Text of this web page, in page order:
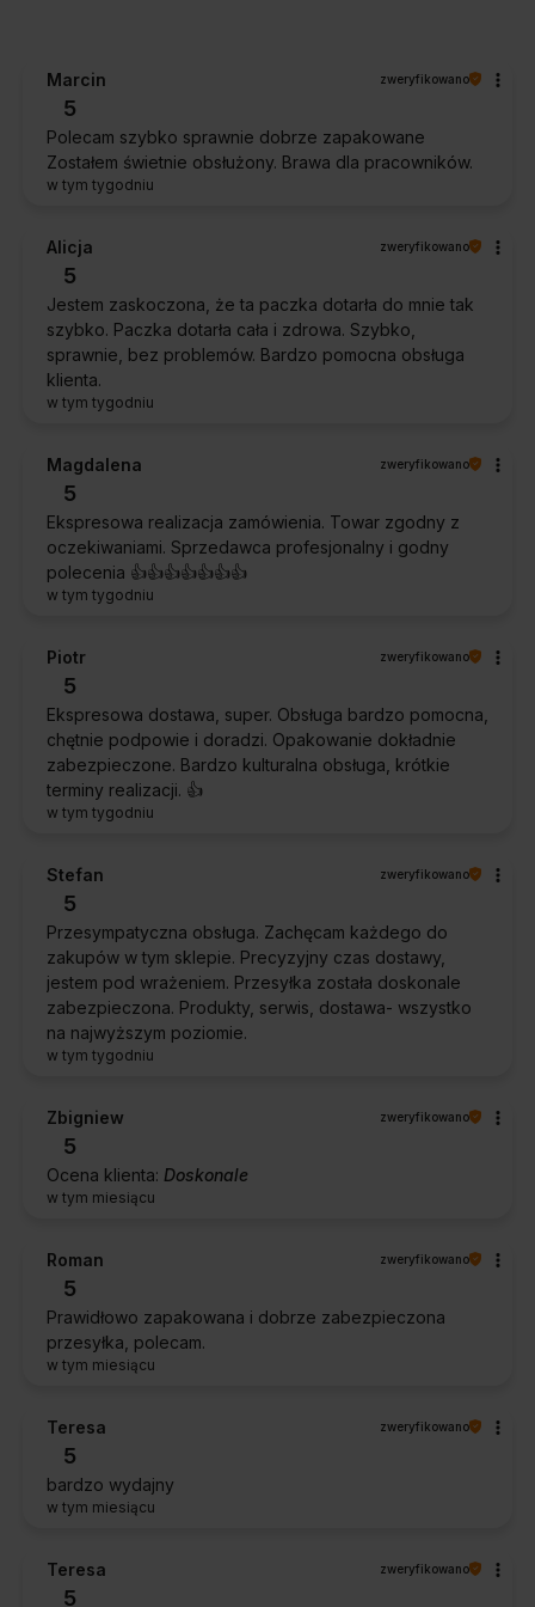
Marcin zweryfikowano
5
Polecam szybko sprawnie dobrze zapakowane
Zostałem świetnie obsłużony. Brawa dla pracowników.
w tym tygodniu
Alicja zweryfikowano
5
Jestem zaskoczona, że ta paczka dotarła do mnie tak
szybko. Paczka dotarła cała i zdrowa. Szybko,
sprawnie, bez problemów. Bardzo pomocna obsługa
klienta.
w tym tygodniu
Magdalena zweryfikowano
5
Ekspresowa realizacja zamówienia. Towar zgodny z
oczekiwaniami. Sprzedawca profesjonalny i godny
polecenia 👍️👍️👍️👍️👍️👍️👍️
w tym tygodniu
Piotr zweryfikowano
5
Ekspresowa dostawa, super. Obsługa bardzo pomocna,
chętnie podpowie i doradzi. Opakowanie dokładnie
zabezpieczone. Bardzo kulturalna obsługa, krótkie
terminy realizacji. 👍️
w tym tygodniu
Stefan zweryfikowano
5
Przesympatyczna obsługa. Zachęcam każdego do
zakupów w tym sklepie. Precyzyjny czas dostawy,
jestem pod wrażeniem. Przesyłka została doskonale
zabezpieczona. Produkty, serwis, dostawa- wszystko
na najwyższym poziomie.
w tym tygodniu
Zbigniew zweryfikowano
5
Ocena klienta: Doskonale
w tym miesiącu
Roman zweryfikowano
5
Prawidłowo zapakowana i dobrze zabezpieczona
przesyłka, polecam.
w tym miesiącu
Teresa zweryfikowano
5
bardzo wydajny
w tym miesiącu
Teresa zweryfikowano
5